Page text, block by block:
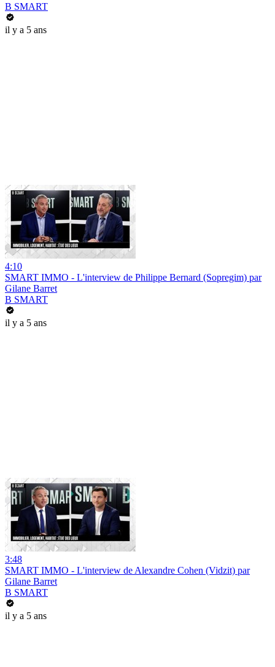
B SMART
il y a 5 ans
4:10
SMART IMMO - L'interview de Philippe Bernard (Sopregim) par
Gilane Barret
B SMART
il y a 5 ans
3:48
SMART IMMO - L'interview de Alexandre Cohen (Vidzit) par
Gilane Barret
B SMART
il y a 5 ans